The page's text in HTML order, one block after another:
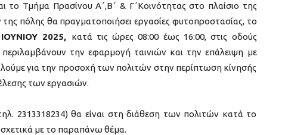
Τμήμα Πρασίνου Α΄,Β΄ & Γ΄Κοινότητας στο πλαίσιο της
πόλης θα πραγματοποιήσει εργασίες φυτοπροστασίας, το
2025, κατά τις ώρες 08:00 έως 16:00, στις οδούς
περιλαμβάνουν την εφαρμογή ταινιών και την επάλειψη με
για την προσοχή των πολιτών στην περίπτωση κίνησής
των εργασιών.
2313318234) θα είναι στη διάθεση των πολιτών κατά το
σχετικά με το παραπάνω θέμα.